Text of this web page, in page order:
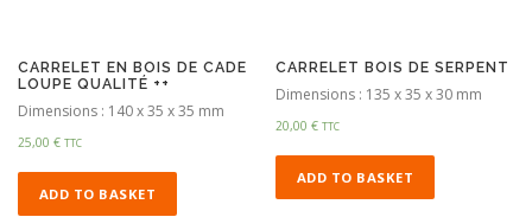
CARRELET EN BOIS DE CADE
LOUPE QUALITÉ ++
Dimensions : 140 x 35 x 35 mm
25,00 € TTC
ADD TO BASKET
CARRELET BOIS DE SERPENT
Dimensions : 135 x 35 x 30 mm
20,00€ TTC
ADD TO BASKET